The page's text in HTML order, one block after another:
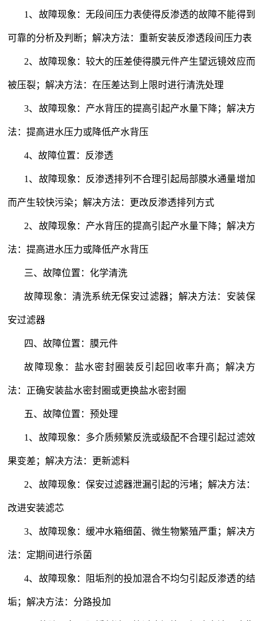
1 、故障现象：无段间压力表使得反渗透的故障不能得到
可靠的分析及判断；解决方法：重新安装反渗透段间压力表
2、故障现象：较大的压差使得膜元件产生望远镜效应而
被压裂；解决方法：在压差达到上限时进行清洗处理
3、故障现象：产水背压的提高引起产水量下降；解决方
法：提高进水压力或降低产水背压
4、故障位置：反渗透
1 、故障现象：反渗透排列不合理引起局部膜水通量增加
而产生较快污染；解决方法：更改反渗透排列方式
2、故障现象：产水背压的提高引起产水量下降；解决方
法：提高进水压力或降低产水背压
三、故障位置：化学清洗
故障现象：清洗系统无保安过滤器；解决方法：安装保
安过滤器
四、故障位置：膜元件
故障现象：盐水密封圈装反引起回收率升高；解决方
法：正确安装盐水密封圈或更换盐水密封圈
五、故障位置：预处理
1 、故障现象：多介质频繁反洗或级配不合理引起过滤效
果变差；解决方法：更新滤料
2、故障现象：保安过滤器泄漏引起的污堵；解决方法：
改进安装滤芯
3、故障现象：缓冲水箱细菌、微生物繁殖严重；解决方
法：定期间进行杀菌
4、故障现象：阻垢剂的投加混合不均匀引起反渗透的结
垢；解决方法：分路投加